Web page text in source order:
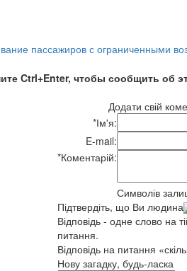
пассажиров с ограниченными
Ctrl+Enter, чтобы сообщить об
Додати свій
*Ім'я:
E-mail:
*Коментарій:
Символів
Підтвердіть, що Ви людина
Відповідь - одне слово на
питання.
Відповідь на питання
Нову загадку, будь-ласка